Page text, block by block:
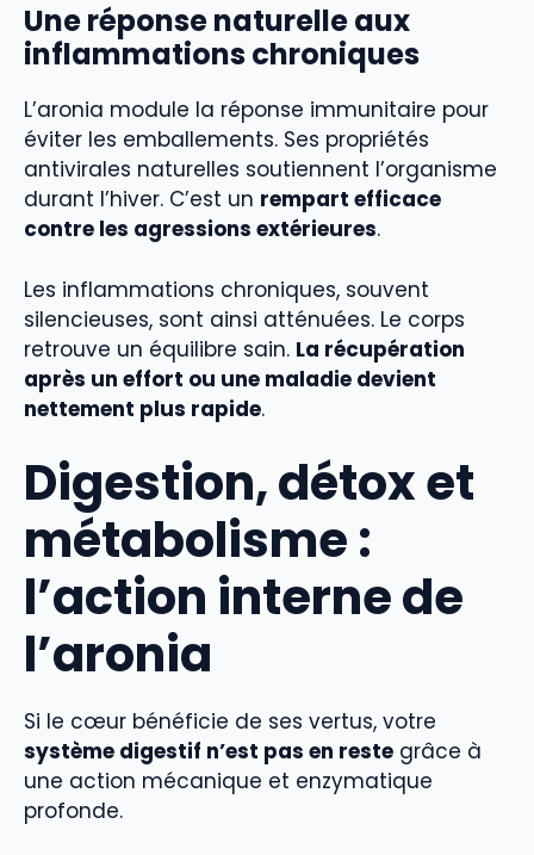
Une réponse naturelle aux
inflammations chroniques
L’aronia module la réponse immunitaire pour
éviter les emballements. Ses propriétés
antivirales naturelles soutiennent l’organisme
durant l’hiver. C’est un rempart efficace
contre les agressions extérieures.
Les inflammations chroniques, souvent
silencieuses, sont ainsi atténuées. Le corps
retrouve un équilibre sain. La récupération
après un effort ou une maladie devient
nettement plus rapide.
Digestion, détox et
métabolisme :
l’action interne de
l’aronia
Si le cœur bénéficie de ses vertus, votre
système digestif n’est pas en reste grâce à
une action mécanique et enzymatique
profonde.